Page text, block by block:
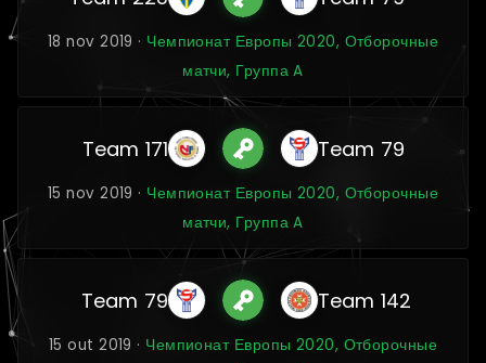
18 nov 2019 · Чемпионат Европы 2020, Отборочные
матчи, Группа A
Team 171 Team 79
15 nov 2019 · Чемпионат Европы 2020, Отборочные
матчи, Группа A
Team 79 Team 142
15 out 2019 · Чемпионат Европы 2020, Отборочные